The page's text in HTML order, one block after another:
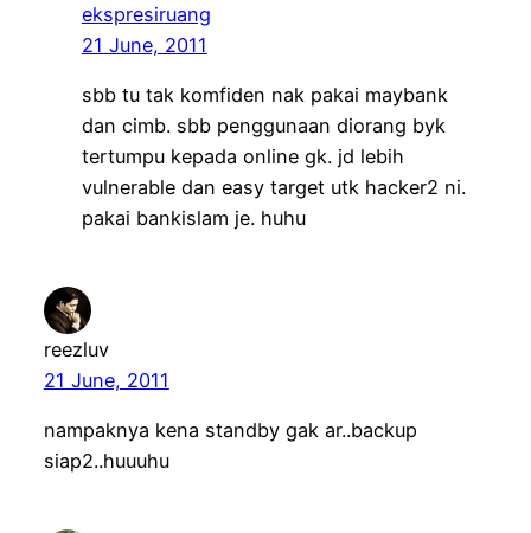
ekspresiruang
21 June, 2011
sbb tu tak komfiden nak pakai maybank
dan cimb. sbb penggunaan diorang byk
tertumpu kepada online gk. jd lebih
vulnerable dan easy target utk hacker2 ni.
pakai bankislam je. huhu
reezluv
21 June, 2011
nampaknya kena standby gak ar..backup
siap2..huuuhu